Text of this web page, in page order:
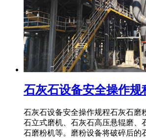
石灰石设备安全操作规
石灰石设备安全操作规程石灰石磨
石立式磨机、石灰石高压悬辊磨、
石磨粉机等。磨粉设备将破碎后的